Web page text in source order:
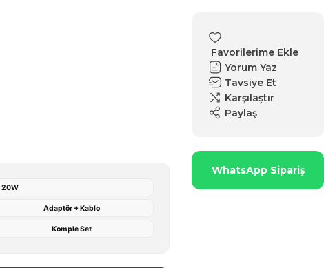
20W
Adaptör + Kablo
Komple Set
Yorum Yaz
Tavsiye Et
Karşılaştır
Paylaş
WhatsApp Sipariş